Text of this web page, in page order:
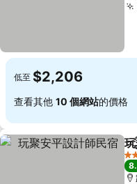
低至 $2,206
查看其他 10 個網站的價格
分
3